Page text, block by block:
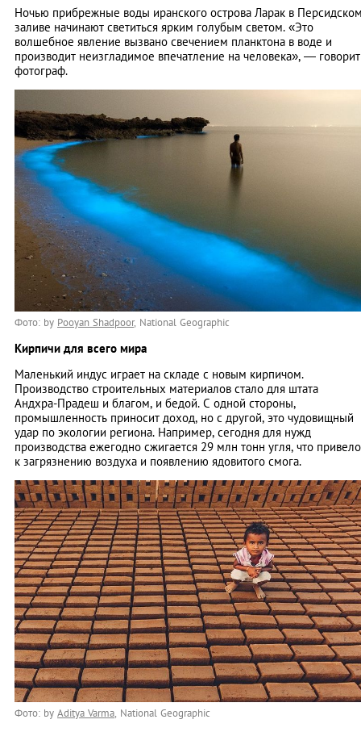
Ночью прибрежные воды иранского острова Ларак в
заливе начинают светиться ярким голубым светом. «Это
волшебное явление вызвано свечением планктона в воде и
производит неизгладимое впечатление на человека», — говорит
фотограф.
Фото: by Pooyan Shadpoor, National Geographic
Кирпичи для всего мира
Маленький индус играет на складе с новым кирпичом.
Производство строительных материалов стало для штата
Андхра-Прадеш и благом, и бедой. С одной стороны,
промышленность приносит доход, но с другой, это чудовищный
удар по экологии региона. Например, сегодня для нужд
производства ежегодно сжигается 29 млн тонн угля, что привело
к загрязнению воздуха и появлению ядовитого смога.
Фото: by Aditya Varma, National Geographic